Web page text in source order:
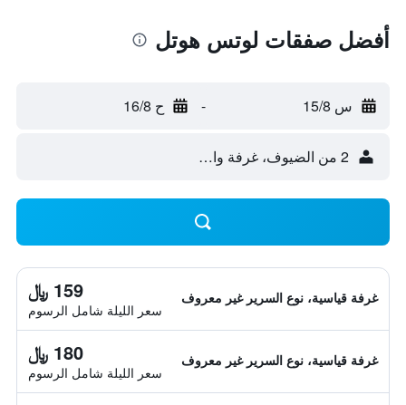
أفضل صفقات لوتس هوتل
س 15/8 - ح 16/8
2 من الضيوف، غرفة واحدة
غرفة قياسية، نوع السرير غير معروف 159 ﷼
سعر الليلة شامل الرسوم
غرفة قياسية، نوع السرير غير معروف 180 ﷼
سعر الليلة شامل الرسوم